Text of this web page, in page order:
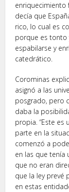
enriquecimiento
decía que
rico, lo cual es
porque es
espabilarse y
catedrático.
Corominas
asignó a las
posgrado, pero
daba la
propia. “Este es
parte en la
comenzó a
en las que tenía
que no eran
que la ley prevé
en estas